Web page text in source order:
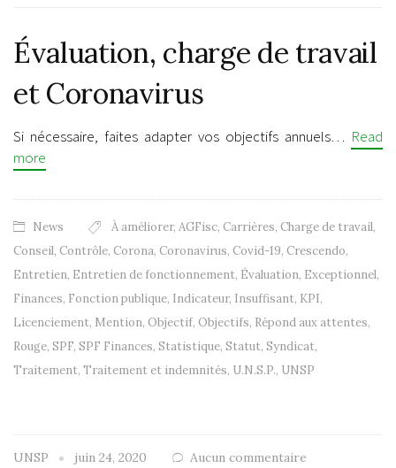
Évaluation, charge de travail
et Coronavirus
Si nécessaire, faites adapter vos objectifs annuels… Read
more
News À améliorer, AGFisc, Carrières, Charge de travail,
Conseil, Contrôle, Corona, Coronavirus, Covid-19, Crescendo,
Entretien, Entretien de fonctionnement, Évaluation, Exceptionnel,
Finances, Fonction publique, Indicateur, Insuffisant, KPI,
Licenciement, Mention, Objectif, Objectifs, Répond aux attentes,
Rouge, SPF, SPF Finances, Statistique, Statut, Syndicat,
Traitement, Traitement et indemnités, U.N.S.P., UNSP
UNSP juin 24, 2020 Aucun commentaire